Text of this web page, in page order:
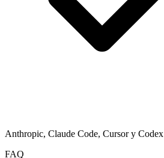
Anthropic, Claude Code, Cursor y Codex
FAQ